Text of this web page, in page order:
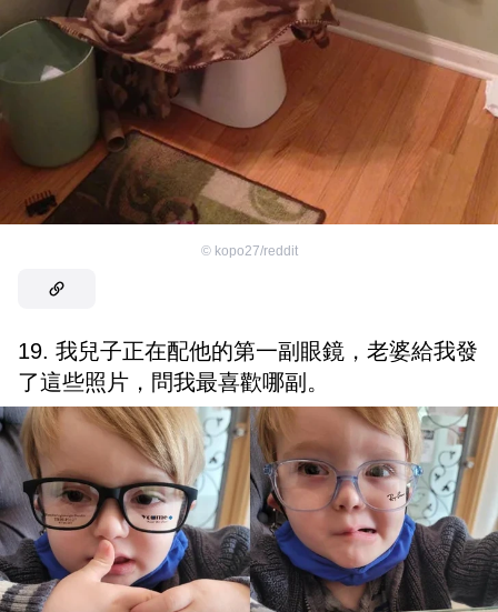
© kopo27/reddit
19. 我兒子正在配他的第一副眼鏡，老婆給我發
了這些照片，問我最喜歡哪副。